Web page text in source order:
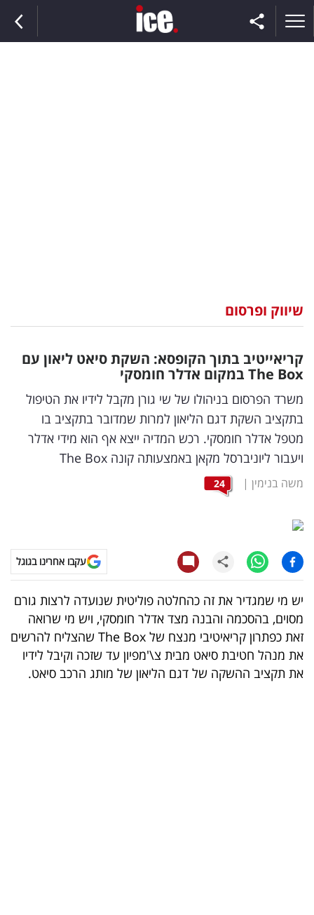
וצרכנות
דיגיטל
וטק
שיווק
ופרסום
משפט
מדדים
ומחקרים
דעות
רכילות
עסקית
קריפטו
שיווק ופרסום
קריאייטיב בתוך הקופסא: השקת סיאט ליאון עם
The Box במקום אדלר חומסקי
משרד הפרסום בניהולו של שי גורן מקבל לידיו את הטיפול
בתקציב השקת דגם הליאון למרות שמדובר בתקציב בו
מטפל אדלר חומסקי. רכש המדיה ייצא אף הוא מידי אדלר
ויעבור ליוניברסל מקאן באמצעותה קונה The Box
משה בנימין |
24
עקבו אחרינו בגוגל
יש מי שמגדיר את זה כהחלטה פוליטית שנועדה לרצות גורם
מסוים, בהסכמה והבנה מצד אדלר חומסקי, ויש מי שרואה
זאת כפתרון קריאיטיבי מנצח של The Box שהצליח להרשים
את מנהל חטיבת סיאט מבית צ\'מפיון עד שזכה וקיבל לידיו
את תקציב ההשקה של דגם הליאון של מותג הרכב סיאט.